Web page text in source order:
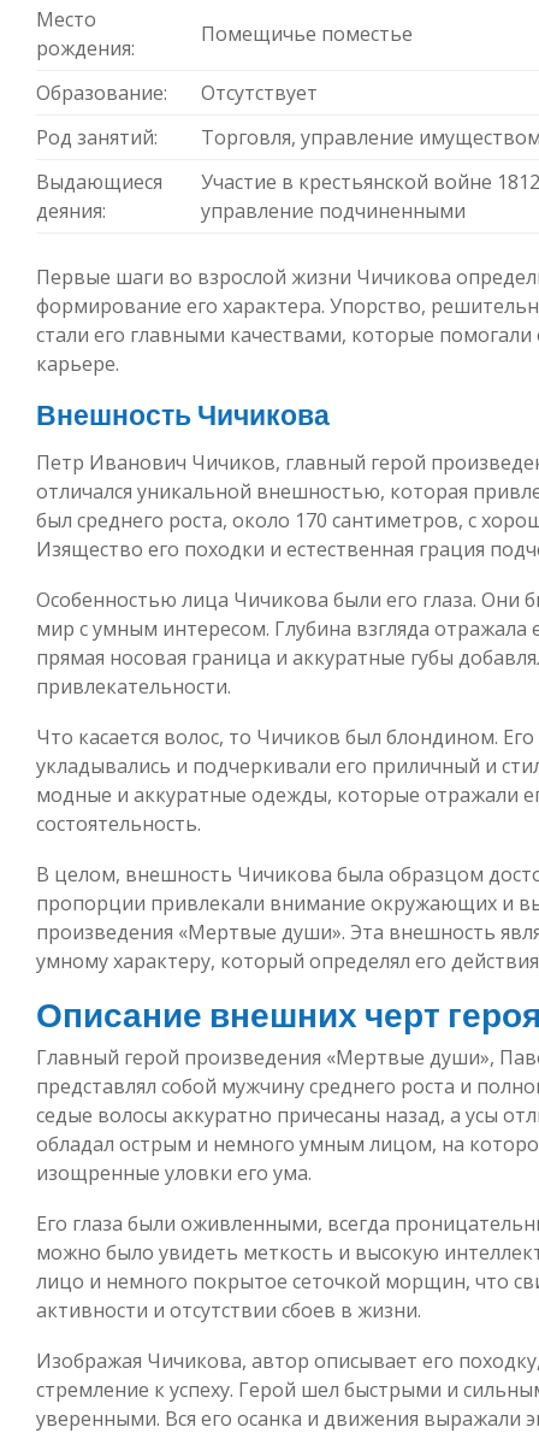
Место
рождения:
Помещичье поместье
Образование:
Отсутствует
Род занятий:
Торговля, управление
Выдающиеся
деяния:
Участие в крестьянской войне
управление подчиненными
Первые шаги во взрослой жизни Чичикова
формирование его характера. Упорство,
стали его главными качествами, которые
карьере.
Внешность Чичикова
Петр Иванович Чичиков, главный герой
отличался уникальной внешностью, которая
был среднего роста, около 170 сантиметров, с
Изящество его походки и естественная грация
Особенностью лица Чичикова были его глаза. Они
мир с умным интересом. Глубина взгляда отражала
прямая носовая граница и аккуратные губы
привлекательности.
Что касается волос, то Чичиков был блондином.
укладывались и подчеркивали его приличный и
модные и аккуратные одежды, которые отражали
состоятельность.
В целом, внешность Чичикова была образцом
пропорции привлекали внимание окружающих и
произведения «Мертвые души». Эта внешность
умному характеру, который определял его
Описание внешних черт
Главный герой произведения «Мертвые души»,
представлял собой мужчину среднего роста и
седые волосы аккуратно причесаны назад, а усы
обладал острым и немного умным лицом, на
изощренные уловки его ума.
Его глаза были оживленными, всегда
можно было увидеть меткость и высокую
лицо и немного покрытое сеточкой морщин, что
активности и отсутствии сбоев в жизни.
Изображая Чичикова, автор описывает его
стремление к успеху. Герой шел быстрыми и
уверенными. Вся его осанка и движения выражали